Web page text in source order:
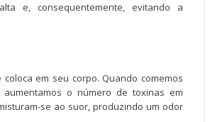
e, consequentemente, evitando a
em seu corpo. Quando comemos
o número de toxinas em
se ao suor, produzindo um odor